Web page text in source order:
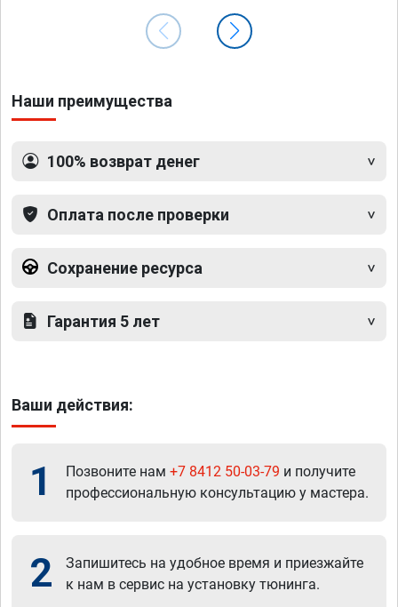
Наши преимущества
100% возврат денег
Оплата после проверки
Сохранение ресурса
Гарантия 5 лет
Ваши действия:
1 Позвоните нам +7 8412 50-03-79 и получите
профессиональную консультацию у мастера.
2
Запишитесь на удобное время и приезжайте
к нам в сервис на установку тюнинга.